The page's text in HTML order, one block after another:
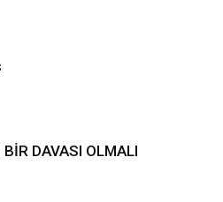
DAVASI OLMALI